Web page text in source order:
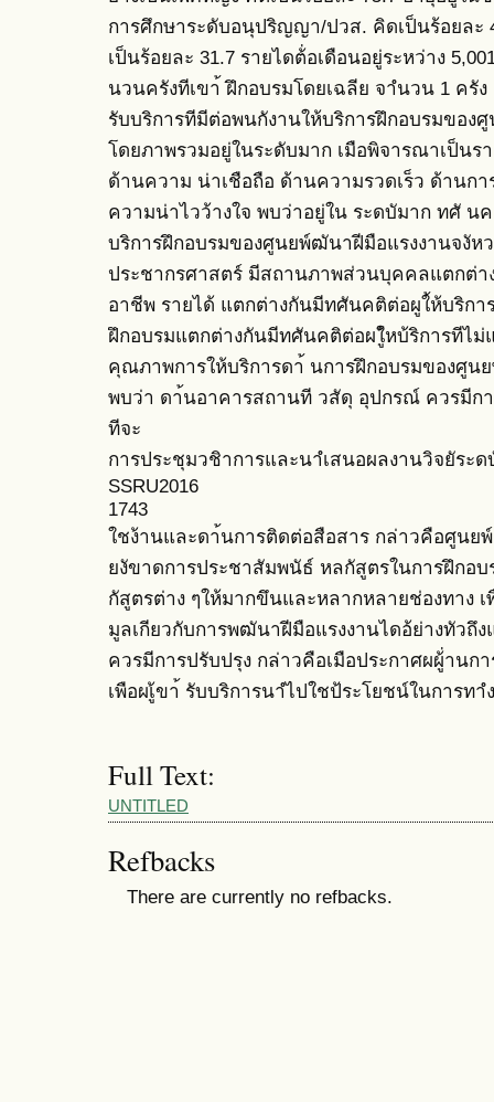
การศึกษาระดับอนุปริญญา/ปวส. คิดเป็นร้อยล
เป็นร้อยละ 31.7 รายไดต้่อเดือนอยู่ระหว่าง
นวนครังทีเขา้ ฝึกอบรมโดยเฉลีย จาํนวน 1 ครั
รับบริการทีมีต่อพนกังานให้บริการฝึกอบรมของ
โดยภาพรวมอยู่ในระดับมาก เมือพิจารณาเป็น
ด้านความ น่าเชือถือ ด้านความรวดเร็ว ด้านก
ความน่าไวว้างใจ พบว่าอยู่ใน ระดบัมาก ทศั น
บริการฝึกอบรมของศูนยพ์ฒันาฝีมือแรงงานจงั
ประชากรศาสตร์ มีสถานภาพส่วนบุคคลแตกต่า
อาชีพ รายได้ แตกต่างกันมีทศันคติต่อผูใ้ห้บริกา
ฝึกอบรมแตกต่างกันมีทศันคติต่อผใู้หบ้ริการทีไม่
คุณภาพการให้บริการดา้ นการฝึกอบรมของศูน
พบว่า ดา้นอาคารสถานที วสัดุ อุปกรณ์ ควรมีก
ทีจะ
การประชุมวชิาการและนาํเสนอผลงานวิจยัร
SSRU2016
1743
ใชง้านและดา้นการติดต่อสือสาร กล่าวคือศูนย
ยงัขาดการประชาสัมพนัธ์ หลกัสูตรในการฝึกอ
กัสูตรต่าง ๆให้มากขึนและหลากหลายช่องทาง
มูลเกียวกับการพฒันาฝีมือแรงงานไดอ้ย่างทัวถึ
ควรมีการปรับปรุง กล่าวคือเมือประกาศผผู้่าน
เพือผเู้ขา้ รับบริการนาํไปใชป้ระโยชน์ในการทาํ
Full Text:
UNTITLED
Refbacks
There are currently no refbacks.